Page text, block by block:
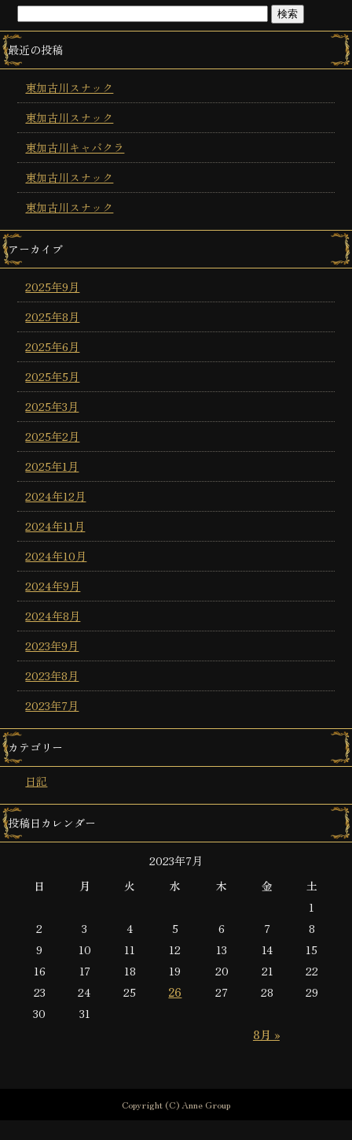
最近の投稿
東加古川スナック
東加古川スナック
東加古川キャバクラ
東加古川スナック
東加古川スナック
アーカイブ
2025年9月
2025年8月
2025年6月
2025年5月
2025年3月
2025年2月
2025年1月
2024年12月
2024年11月
2024年10月
2024年9月
2024年8月
2023年9月
2023年8月
2023年7月
カテゴリー
日記
投稿日カレンダー
2023年7月
日
月 火 水 木 金 土
8月 »
1
2
3 4 5 6 7
8
9
10 11 12 13 14
15
16
17 18 19 20 21
22
23
24 25 26 27 28
29
30
31
Copyright (C) Anne Group